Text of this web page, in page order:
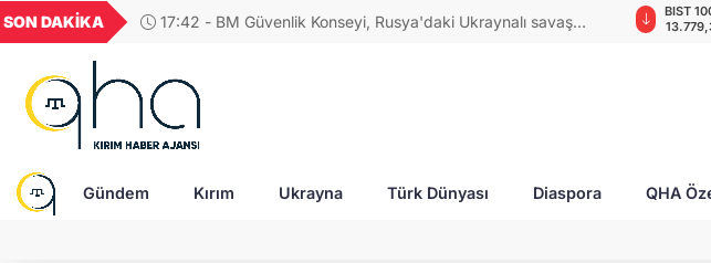
SON DAKİKA
17:42 - BM Güvenlik Konseyi, Rusya'daki Ukraynalı savaş
GEL
18,2677
16,3788
27,9743
0,0018
6.660,55
BIST
Gündem Kırım Ukrayna Türk Dünyası Diaspora QHA